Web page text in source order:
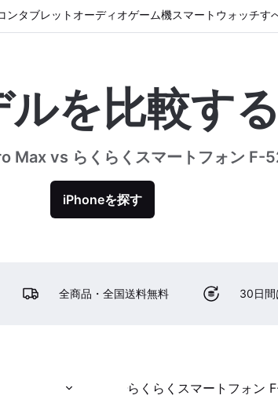
ンタブレット オーディオゲーム機スマートウォッチす
ルを比較す
Max vs らくらくスマートフォン F-
iPhoneを探す
全商品・全国送料無料 30日間
らくらくスマートフォン